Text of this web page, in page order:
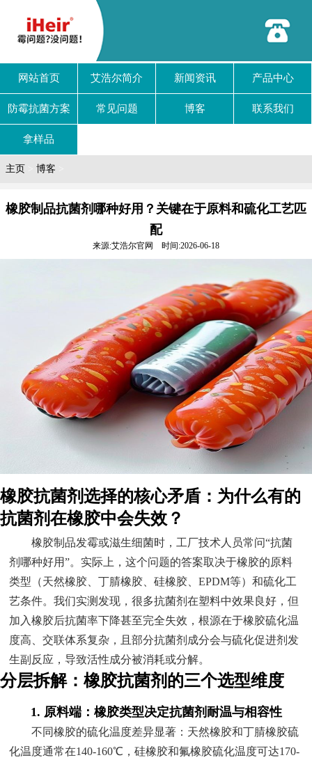
网站首页 艾浩尔简介 新闻资讯 产品中心
防霉抗菌方案 常见问题 博客 联系我们
拿样品
主页 博客
橡胶制品抗菌剂哪种好用？关键在于原料和硫化工艺匹
配
来源:艾浩尔官网 时间:2026-06-18
橡胶抗菌剂选择的核心矛盾：为什么有的
抗菌剂在橡胶中会失效？
橡胶制品发霉或滋生细菌时，工厂技术人员常问“抗菌
剂哪种好用”。实际上，这个问题的答案取决于橡胶的原料
类型（天然橡胶、丁腈橡胶、硅橡胶、EPDM等）和硫化工
艺条件。我们实测发现，很多抗菌剂在塑料中效果良好，但
加入橡胶后抗菌率下降甚至完全失效，根源在于橡胶硫化温
度高、交联体系复杂，且部分抗菌剂成分会与硫化促进剂发
生副反应，导致活性成分被消耗或分解。
分层拆解：橡胶抗菌剂的三个选型维度
1. 原料端：橡胶类型决定抗菌剂耐温与相容性
不同橡胶的硫化温度差异显著：天然橡胶和丁腈橡胶硫
化温度通常在140-160℃，硅橡胶和氟橡胶硫化温度可达170-